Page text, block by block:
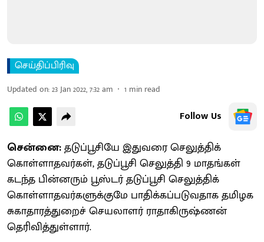
செய்திப்பிரிவு
Updated on:23 Jan 2022, 7:32 am 1 min read
Follow Us
சென்னை:தடுப்பூசியே இதுவரை செலுத்திக்
கொள்ளாதவர்கள், தடுப்பூசி செலுத்தி 9 மாதங்கள்
கடந்த பின்னரும் பூஸ்டர் தடுப்பூசி செலுத்திக்
கொள்ளாதவர்களுக்குமே பாதிக்கப்படுவதாக தமிழக
சுகாதாரத்துறைச் செயலாளர் ராதாகிருஷ்ணன்
தெரிவித்துள்ளார்.